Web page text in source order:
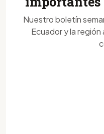
Nuestro boletín
Ecuador y la